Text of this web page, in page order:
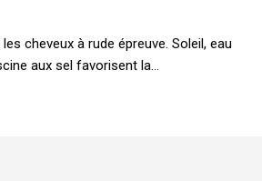
cheveux à rude épreuve. Soleil, eau
aux sel favorisent la...